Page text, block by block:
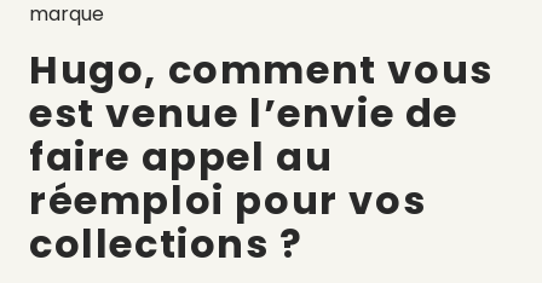
marque
Hugo, comment vous
est venue l’envie de
faire appel au
réemploi pour vos
collections ?